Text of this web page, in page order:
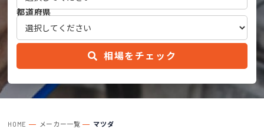
都道府県
相場をチェック
HOME メーカー一覧 マツダ